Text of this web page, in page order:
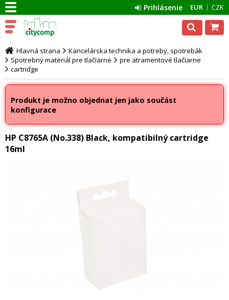
EUR CZK
Prihlásenie
Hlavná strana
Kancelárska technika a potreby, spotrebák
Spotrebný materiál pre tlačiarne
pre atramentové tlačiarne
cartridge
Produkt je možno objednat jen jako součást
konfigurace
HP C8765A (No.338) Black, kompatibilný cartridge
16ml